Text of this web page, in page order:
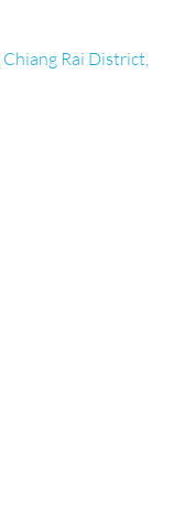
Rai District,